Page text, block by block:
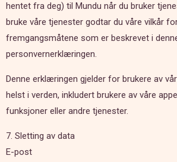
hentet fra deg) til Mundu når du bruker
bruke våre tjenester godtar du våre vilkår
fremgangsmåtene som er beskrevet i
personvernerklæringen.
Denne erklæringen gjelder for brukere av
helst i verden, inkludert brukere av våre
funksjoner eller andre tjenester.
7. Sletting av data
E-post